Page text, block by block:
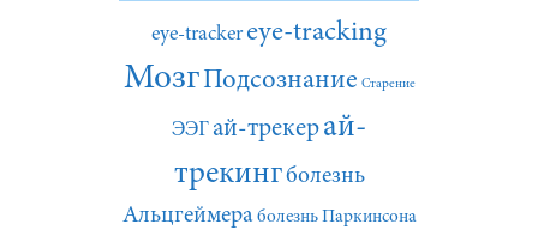
eye-tracker eye-tracking
МозгПодсознание Старение
ЭЭГай-трекерай-
трекингболезнь
Альцгеймера болезнь Паркинсона